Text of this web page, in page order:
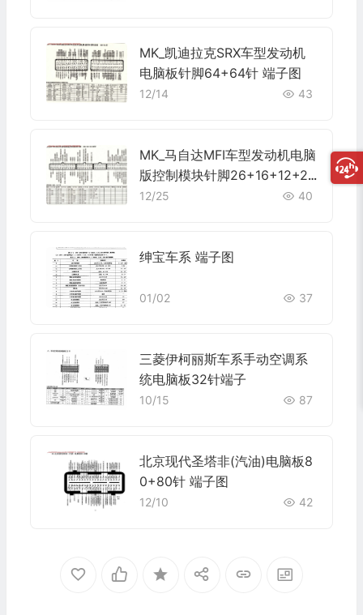
MK_凯迪拉克SRX车型发动机
电脑板针脚64+64针 端子图
12/14 43
MK_马自达MFI车型发动机电脑
版控制模块针脚26+16+12+22
针1 端子图
12/25 40
绅宝车系 端子图
01/02 37
三菱伊柯丽斯车系手动空调系
统电脑板32针端子
10/15 87
北京现代圣塔非(汽油)电脑板8
0+80针 端子图
12/10 42